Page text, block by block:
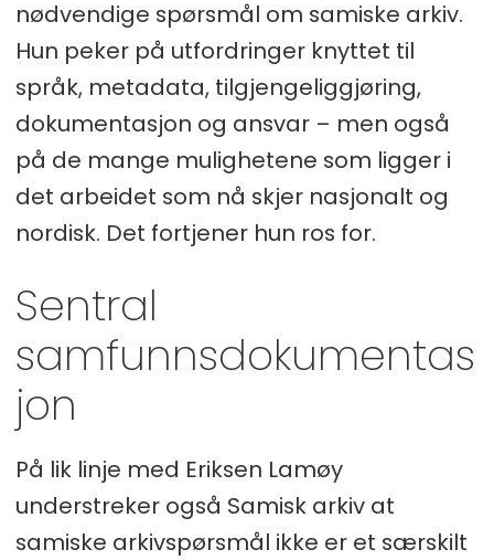
som vedlegg til post@aksess-
tidsskrift.no
nødvendige spørsmål om samiske arkiv.
Hun peker på utfordringer knyttet til
språk, metadata, tilgjengeliggjøring,
dokumentasjon og ansvar – men også
på de mange mulighetene som ligger i
det arbeidet som nå skjer nasjonalt og
nordisk. Det fortjener hun ros for.
Sentral
samfunnsdokumentas
jon
På lik linje med Eriksen Lamøy
understreker også Samisk arkiv at
samiske arkivspørsmål ikke er et særskilt